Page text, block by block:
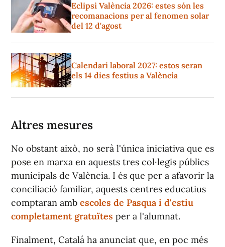
Eclipsi València 2026: estes són les
recomanacions per al fenomen solar
del 12 d'agost
Calendari laboral 2027: estos seran
els 14 dies festius a València
Altres mesures
No obstant això, no serà l'única iniciativa que es
pose en marxa en aquests tres col·legis públics
municipals de València. I és que per a afavorir la
conciliació familiar, aquests centres educatius
comptaran amb escoles de Pasqua i d'estiu
completament gratuïtes per a l'alumnat.
Finalment, Catalá ha anunciat que, en poc més